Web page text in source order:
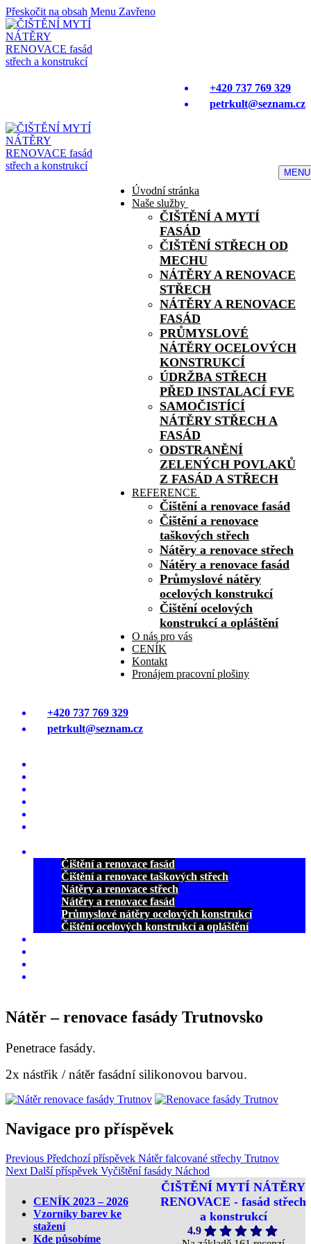
Přeskočit na obsah Menu Zavřeno
+420 737 769 329
petrkult@seznam.cz
MENU
Úvodní stránka
Naše služby
ČIŠTĚNÍ A MYTÍ
FASÁD
ČIŠTĚNÍ STŘECH OD
MECHU
NÁTĚRY A RENOVACE
STŘECH
NÁTĚRY A RENOVACE
FASÁD
PRŮMYSLOVÉ
NÁTĚRY OCELOVÝCH
KONSTRUKCÍ
ÚDRŽBA STŘECH
PŘED INSTALACÍ FVE
SAMOČISTÍCÍ
NÁTĚRY STŘECH A
FASÁD
ODSTRANĚNÍ
ZELENÝCH POVLAKŮ
Z FASÁD A STŘECH
REFERENCE
Čištění a renovace fasád
Čištění a renovace
taškových střech
Nátěry a renovace střech
Nátěry a renovace fasád
Průmyslové nátěry
ocelových konstrukcí
Čištění ocelových
konstrukcí a opláštění
O nás pro vás
CENÍK
Kontakt
Pronájem pracovní plošiny
+420 737 769 329
petrkult@seznam.cz
Čištění a renovace fasád
Čištění a renovace taškových střech
Nátěry a renovace střech
Nátěry a renovace fasád
Průmyslové nátěry ocelových konstrukcí
Čištění ocelových konstrukcí a opláštění
Nátěr – renovace fasády Trutnovsko
Penetrace fasády.
2x nástřik / nátěr fasádní silikonovou barvou.
Navigace pro příspěvek
Previous Předchozí příspěvek Nátěr falcované střechy Trutnov
Next Další příspěvek Vyčištění fasády Náchod
CENÍK 2023 – 2026
Vzorníky barev ke
stažení
Kde působíme
ČIŠTĚNÍ MYTÍ NÁTĚRY
RENOVACE - fasád střech
a konstrukcí
4.9